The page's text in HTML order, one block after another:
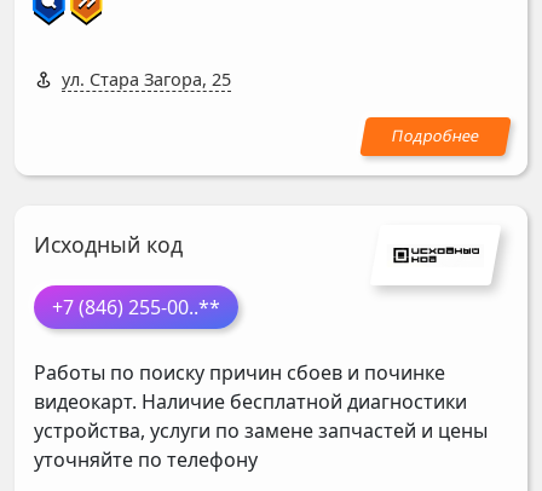
ул. Стара Загора, 25
Исходный код
+7 (846) 255-00..**
Работы по поиску причин сбоев и починке
видеокарт. Наличие бесплатной диагностики
устройства, услуги по замене запчастей и цены
уточняйте по телефону